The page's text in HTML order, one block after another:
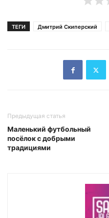
ТЕГИ Дмитрий Скиперский
Предыдущая статья
Маленький футбольный
посёлок с добрыми
традициями